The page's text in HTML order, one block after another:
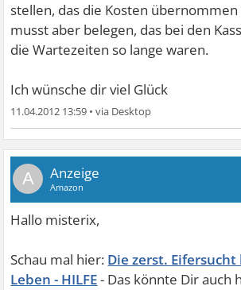
stellen, das die Kosten
musst aber belegen, das bei den
die Wartezeiten so lange waren.
Ich wünsche dir viel Glück
11.04.2012 13:59 •
A
Die zerst.
Leben - HILFE